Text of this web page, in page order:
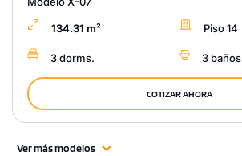
134.31 m² Piso 14
3 dorms. 3 baños
COTIZAR AHORA
Ver más modelos